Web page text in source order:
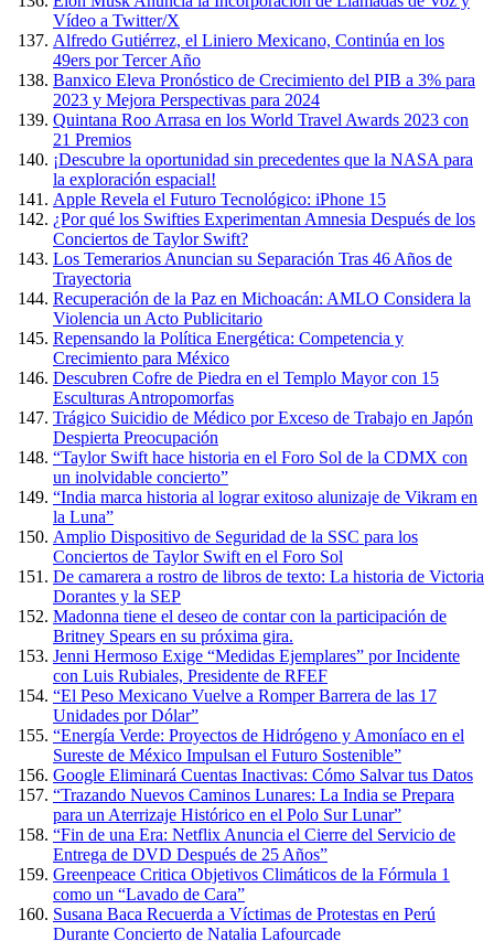
Vídeo a Twitter/X
Alfredo Gutiérrez, el Liniero Mexicano, Continúa en los
49ers por Tercer Año
Banxico Eleva Pronóstico de Crecimiento del PIB a 3% para
2023 y Mejora Perspectivas para 2024
Quintana Roo Arrasa en los World Travel Awards 2023 con
21 Premios
¡Descubre la oportunidad sin precedentes que la NASA para
la exploración espacial!
Apple Revela el Futuro Tecnológico: iPhone 15
¿Por qué los Swifties Experimentan Amnesia Después de los
Conciertos de Taylor Swift?
Los Temerarios Anuncian su Separación Tras 46 Años de
Trayectoria
Recuperación de la Paz en Michoacán: AMLO Considera la
Violencia un Acto Publicitario
Repensando la Política Energética: Competencia y
Crecimiento para México
Descubren Cofre de Piedra en el Templo Mayor con 15
Esculturas Antropomorfas
Trágico Suicidio de Médico por Exceso de Trabajo en Japón
Despierta Preocupación
“Taylor Swift hace historia en el Foro Sol de la CDMX con
un inolvidable concierto”
“India marca historia al lograr exitoso alunizaje de Vikram en
la Luna”
Amplio Dispositivo de Seguridad de la SSC para los
Conciertos de Taylor Swift en el Foro Sol
De camarera a rostro de libros de texto: La historia de Victoria
Dorantes y la SEP
Madonna tiene el deseo de contar con la participación de
Britney Spears en su próxima gira.
Jenni Hermoso Exige “Medidas Ejemplares” por Incidente
con Luis Rubiales, Presidente de RFEF
“El Peso Mexicano Vuelve a Romper Barrera de las 17
Unidades por Dólar”
“Energía Verde: Proyectos de Hidrógeno y Amoníaco en el
Sureste de México Impulsan el Futuro Sostenible”
Google Eliminará Cuentas Inactivas: Cómo Salvar tus Datos
“Trazando Nuevos Caminos Lunares: La India se Prepara
para un Aterrizaje Histórico en el Polo Sur Lunar”
“Fin de una Era: Netflix Anuncia el Cierre del Servicio de
Entrega de DVD Después de 25 Años”
Greenpeace Critica Objetivos Climáticos de la Fórmula 1
como un “Lavado de Cara”
Susana Baca Recuerda a Víctimas de Protestas en Perú
Durante Concierto de Natalia Lafourcade